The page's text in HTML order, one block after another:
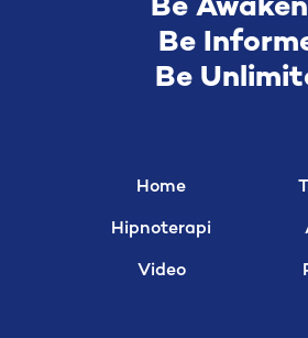
Be
Be
Be
Home
Hipnoterapi
Video